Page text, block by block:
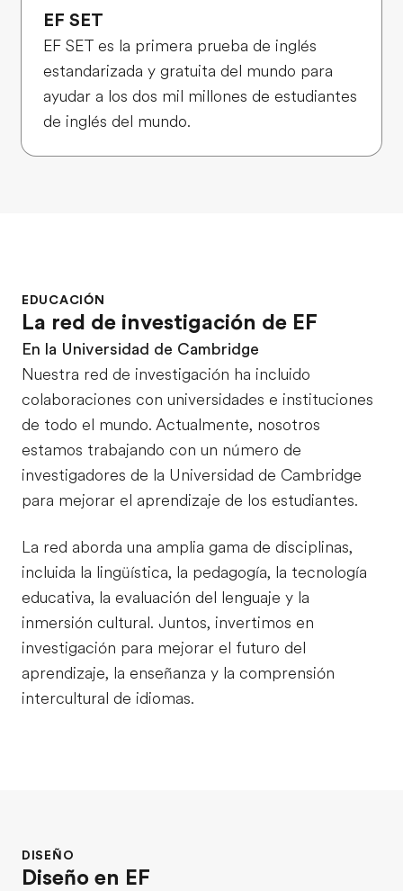
EF SET
EF SET es la primera prueba de inglés
estandarizada y gratuita del mundo para
ayudar a los dos mil millones de estudiantes
de inglés del mundo.
EDUCACIÓN
La red de investigación de EF
En la Universidad de Cambridge
Nuestra red de investigación ha incluido
colaboraciones con universidades e instituciones
de todo el mundo. Actualmente, nosotros
estamos trabajando con un número de
investigadores de la Universidad de Cambridge
para mejorar el aprendizaje de los estudiantes.
La red aborda una amplia gama de disciplinas,
incluida la lingüística, la pedagogía, la tecnología
educativa, la evaluación del lenguaje y la
inmersión cultural. Juntos, invertimos en
investigación para mejorar el futuro del
aprendizaje, la enseñanza y la comprensión
intercultural de idiomas.
DISEÑO
Diseño en EF